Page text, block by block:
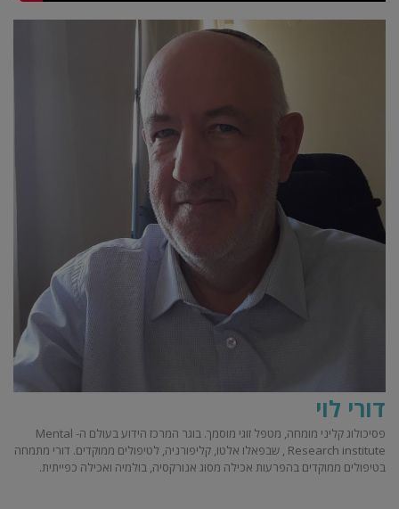
דורי לוי
פסיכולוג קליני מומחה, מטפל זוגי מוסמך. בוגר המרכז הידוע בעולם ה- Mental
Research institute , שבפאלו אלטו, קליפורניה, לטיפולים ממוקדים. דורי מתמחה
בטיפולים ממוקדים בהפרעות אכילה מסוג אנורקסיה, בולמיה ואכילה כפייתית.